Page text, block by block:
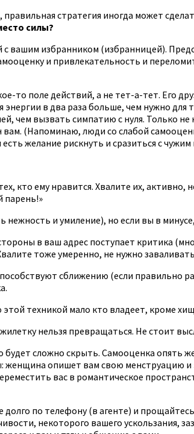
стратегия иногда может
силы?
избранником (избранницей).
и привлекательность и
то поле действий, а не тет-а-тет. Его
в два раза больше, чем нужно
чем вызвать симпатию с нуля. Только
вам. (Напоминаю, люди со слабой
желание рискнуть и сразиться с
кто ему нравится. Хвалите их,
парень!»
нежность и умиление), но если вы в
в ваш адрес поступает критика
тоже умеренно, не нужно
сближению (если правильно
техникой мало кто владеет, кроме
нельзя превращаться. Не стоит
сложно скрыть. Самооценка
опишет вам свою менструацию и
вас в романтическое
долго по телефону (в агенте) и
некоторого вашего ускользания,